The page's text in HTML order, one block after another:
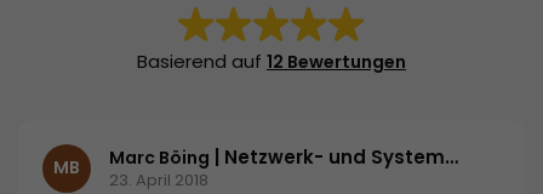
Basierend auf 12 Bewertungen
MB Marc Böing | Netzwerk- und Systemadministrator | ROSE Bikes GmbH
23. April 2018